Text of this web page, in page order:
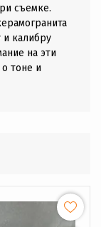
съемке.
и калибру
на эти
тоне и